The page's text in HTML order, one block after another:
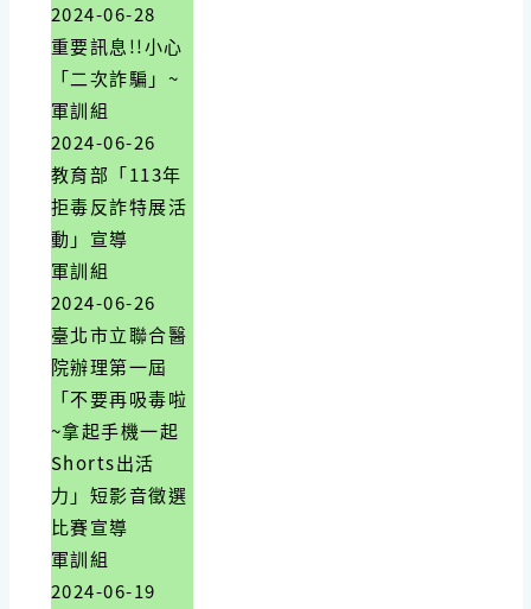
2024-06-28
重要訊息!!小心
「二次詐騙」~
軍訓組
2024-06-26
教育部「113年
拒毒反詐特展活
動」宣導
軍訓組
2024-06-26
臺北市立聯合醫
院辦理第一屆
「不要再吸毒啦
~拿起手機一起
Shorts出活
力」短影音徵選
比賽宣導
軍訓組
2024-06-19